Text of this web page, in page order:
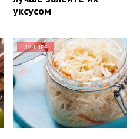
уксусом
ЛУЧШЕЕ